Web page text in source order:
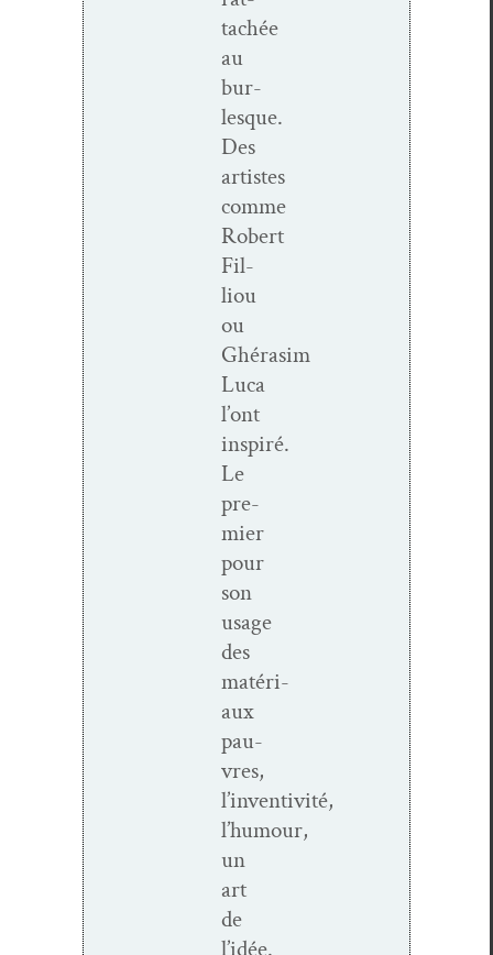
tachée
au
bur­
lesque.
Des
artistes
comme
Robert
Fil­
liou
ou
Ghérasim
Luca
l’ont
inspiré.
Le
pre­
mier
pour
son
usage
des
matéri­
aux
pau­
vres,
l’inventivité,
l’humour,
un
art
de
l’idée.